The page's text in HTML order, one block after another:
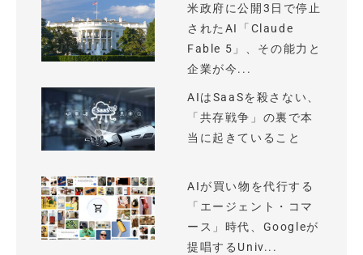
米政府に公開3日で停止
されたAI「Claude
Fable 5」、その能力と
企業が今...
AIはSaaSを殺さない、
「共存戦争」の裏で本
当に起きていること
AIが買い物を代行する
「エージェント・コマ
ース」時代、Googleが
提唱するUniv...